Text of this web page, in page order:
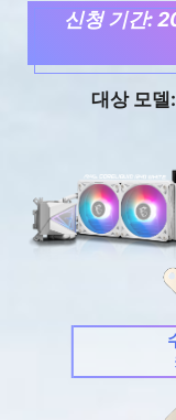
신청 기간:
대상 모델